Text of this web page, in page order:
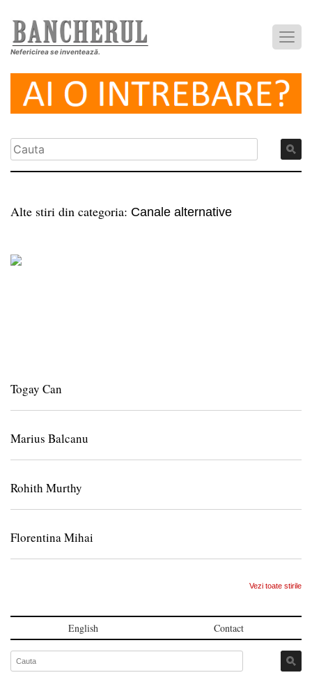
Nefericirea se inventează.
Alte stiri din categoria: Canale alternative
Togay Can
Marius Balcanu
Rohith Murthy
Florentina Mihai
Vezi toate stirile
English Contact